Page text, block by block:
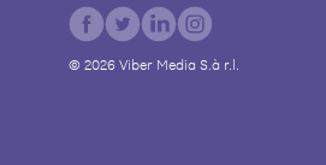
© 2026Viber Media S.à r.l.